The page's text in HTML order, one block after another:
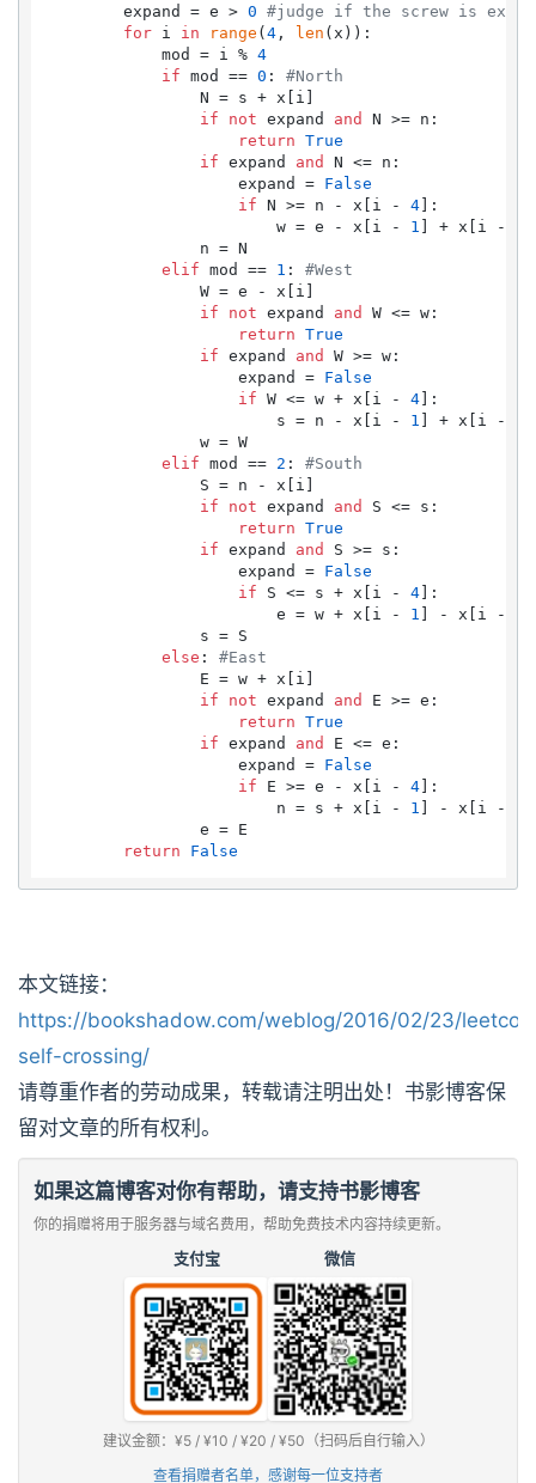
        expand = e >
0 #judge if the screw is
for i in range (4, len (x)):
            mod = i %
4
if mod == 0 : #North
                N = s + x[i]
if
not expand and N >= n:
return True
if expand and N <= n:
                    expand =
False
if N >= n - x[i - 4]:
                        w = e - x[i -
1 ] + x[i -
                n = N
elif mod == 1 : #West
                W = e - x[i]
if
not expand and W <= w:
return True
if expand and W >= w:
                    expand =
False
if W <= w + x[i - 4]:
                        s = n - x[i -
1 ] + x[i -
                w = W
elif mod == 2 : #South
                S = n - x[i]
if
not expand and S <= s:
return True
if expand and S >= s:
                    expand =
False
if S <= s + x[i - 4]:
                        e = w + x[i -
1 ] - x[i -
                s = S
else : #East
                E = w + x[i]
if
not expand and E >= e:
return True
if expand and E <= e:
                    expand =
False
if E >= e - x[i - 4]:
                        n = s + x[i -
1 ] - x[i -
                e = E
return
False
本文链接：
https://bookshadow.com/weblog/2016/02/23/
self-crossing/
请尊重作者的劳动成果，转载请注明出处！书影博客保
留对文章的所有权利。
如果这篇博客对你有帮助，请支持书影博客
你的捐赠将用于服务器与域名费用，帮助免费技术内容持续更新。
支付宝 微信
建议金额：¥5 / ¥10 / ¥20 / ¥50（扫码后自行输入）
查看捐赠者名单，感谢每一位支持者